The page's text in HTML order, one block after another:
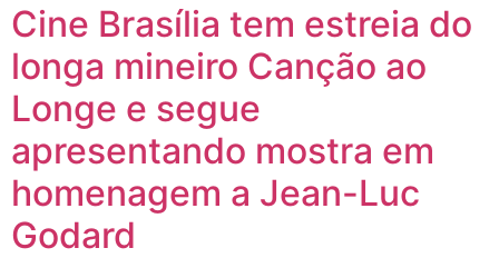
Cine Brasília tem estreia do
longa mineiro Canção ao
Longe e segue
apresentando mostra em
homenagem a Jean-Luc
Godard